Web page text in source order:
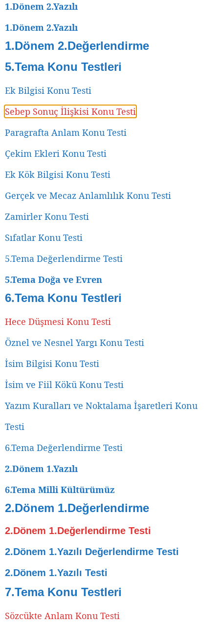
1.Dönem 2.Yazılı
1.Dönem 2.Yazılı
1.Dönem 2.Değerlendirme
5.Tema Konu Testleri
Ek Bilgisi Konu Testi
Sebep Sonuç İlişkisi Konu Testi
Paragrafta Anlam Konu Testi
Çekim Ekleri Konu Testi
Ek Kök Bilgisi Konu Testi
Gerçek ve Mecaz Anlamlılık Konu Testi
Zamirler Konu Testi
Sıfatlar Konu Testi
5.Tema Değerlendirme Testi
5.Tema Doğa ve Evren
6.Tema Konu Testleri
Hece Düşmesi Konu Testi
Öznel ve Nesnel Yargı Konu Testi
İsim Bilgisi Konu Testi
İsim ve Fiil Kökü Konu Testi
Yazım Kuralları ve Noktalama İşaretleri Konu
Testi
6.Tema Değerlendirme Testi
2.Dönem 1.Yazılı
6.Tema Milli Kültürümüz
2.Dönem 1.Değerlendirme
2.Dönem 1.Değerlendirme Testi
2.Dönem 1.Yazılı Değerlendirme Testi
2.Dönem 1.Yazılı Testi
7.Tema Konu Testleri
Sözcükte Anlam Konu Testi